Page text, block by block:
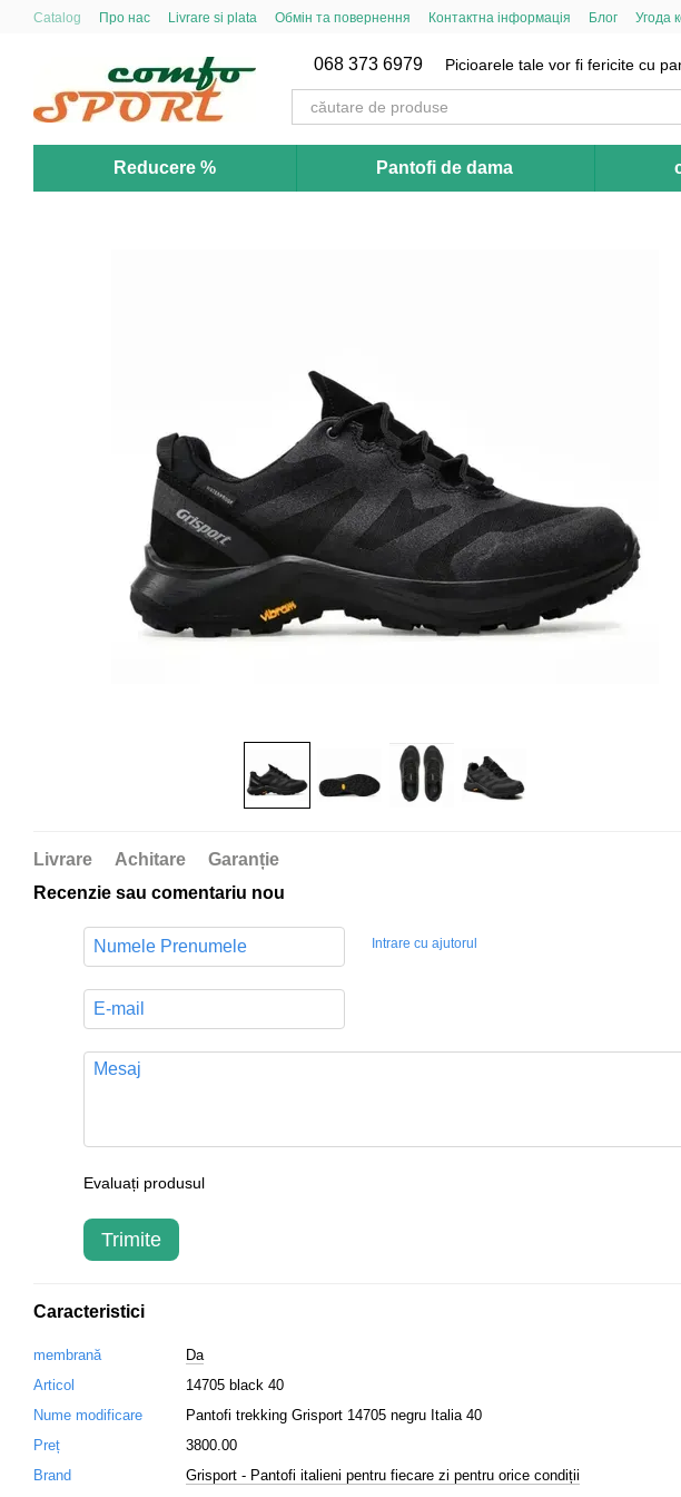
Mergi la conținutul principal
Catalog Про нас Livrare si plata Обмін та повернення Контактна інформація Блог Угода
068 373 6979 Picioarele tale vor fi fericite cu
Reducere % Pantofi de dama
Livrare Achitare
Garanție
Recenzie sau comentariu nou
Intrare cu ajutorul
Evaluați produsul
Trimite
Caracteristici
membrană
Da
Articol
14705 black 40
Nume modificare
Pantofi trekking Grisport 14705 negru Italia 40
Preț
3800.00
Brand
Grisport - Pantofi italieni pentru fiecare zi pentru orice condiții